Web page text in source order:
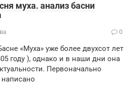
муха. анализ басни
0
«Муха» уже более двухсот лет
году ), однако и в наши дни она
Первоначально